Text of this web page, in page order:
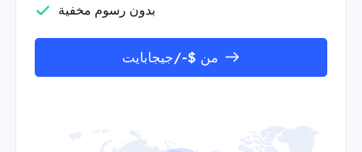
بدون رسوم مخفية
من $-/جيجابايت